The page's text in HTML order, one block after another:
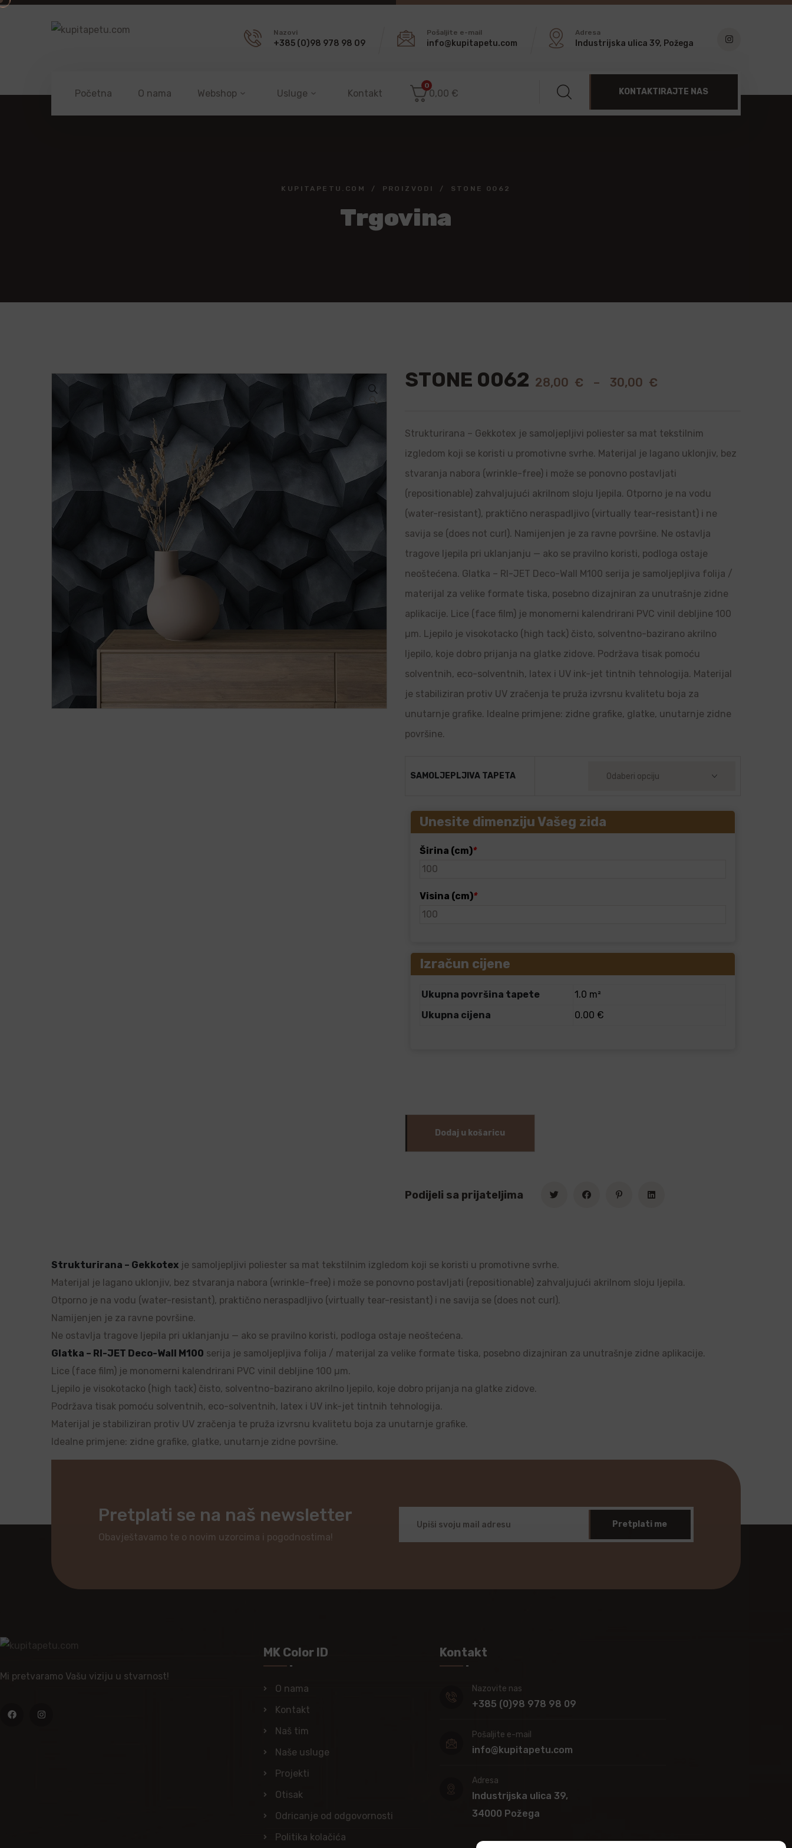
Nazovi
+385 (0)98 978 98 09
Pošaljite e-mail
info@kupitapetu.com
Adresa
Industrijska ulica 39, Požega
Početna O nama Webshop Usluge Kontakt
0
0,00 € KONTAKTIRAJTE NAS
KUPITAPETU.COM PROIZVODI STONE 0062
Trgovina
🔍
STONE 0062 28,00 € – 30,00 €
Strukturirana – Gekkotex je samoljepljivi poliester sa mat tekstilnim
izgledom koji se koristi u promotivne svrhe. Materijal je lagano uklonjiv, bez
stvaranja nabora (wrinkle-free) i može se ponovno postavljati
(repositionable) zahvaljujući akrilnom sloju ljepila. Otporno je na vodu
(water-resistant), praktično neraspadljivo (virtually tear-resistant) i ne
savija se (does not curl). Namijenjen je za ravne površine. Ne ostavlja
tragove ljepila pri uklanjanju — ako se pravilno koristi, podloga ostaje
neoštećena. Glatka – RI-JET Deco-Wall M100 serija je samoljepljiva folija /
materijal za velike formate tiska, posebno dizajniran za unutrašnje zidne
aplikacije. Lice (face film) je monomerni kalendrirani PVC vinil debljine 100
µm. Ljepilo je visokotacko (high tack) čisto, solventno-bazirano akrilno
ljepilo, koje dobro prijanja na glatke zidove. Podržava tisak pomoću
solventnih, eco-solventnih, latex i UV ink-jet tintnih tehnologija. Materijal
je stabiliziran protiv UV zračenja te pruža izvrsnu kvalitetu boja za
unutarnje grafike. Idealne primjene: zidne grafike, glatke, unutarnje zidne
površine.
SAMOLJEPLJIVA TAPETA
Unesite dimenziju Vašeg zida
Širina (cm)*
Visina (cm)*
Izračun cijene
Ukupna površina tapete
1.0 m²
Ukupna cijena
0.00 €
Dodaj u košaricu
Podijeli sa prijateljima
Strukturirana – Gekkotex je samoljepljivi poliester sa mat tekstilnim izgledom koji se koristi u promotivne svrhe.
Materijal je lagano uklonjiv, bez stvaranja nabora (wrinkle-free) i može se ponovno postavljati (repositionable) zahvaljujući akrilnom sloju ljepila.
Otporno je na vodu (water-resistant), praktično neraspadljivo (virtually tear-resistant) i ne savija se (does not curl).
Namijenjen je za ravne površine.
Ne ostavlja tragove ljepila pri uklanjanju — ako se pravilno koristi, podloga ostaje neoštećena.
Glatka – RI-JET Deco-Wall M100 serija je samoljepljiva folija / materijal za velike formate tiska, posebno dizajniran za unutrašnje zidne aplikacije.
Lice (face film) je monomerni kalendrirani PVC vinil debljine 100 µm.
Ljepilo je visokotacko (high tack) čisto, solventno-bazirano akrilno ljepilo, koje dobro prijanja na glatke zidove.
Podržava tisak pomoću solventnih, eco-solventnih, latex i UV ink-jet tintnih tehnologija.
Materijal je stabiliziran protiv UV zračenja te pruža izvrsnu kvalitetu boja za unutarnje grafike.
Idealne primjene: zidne grafike, glatke, unutarnje zidne površine.
Pretplati se na naš newsletter
Obavještavamo te o novim uzorcima i pogodnostima!
Pretplati me
Mi pretvaramo Vašu viziju u stvarnost!
MK Color ID
O nama
Kontakt
Naš tim
Naše usluge
Projekti
Otisak
Odricanje od odgovornosti
Politika kolačića
Kontakt
Nazovite nas
+385 (0)98 978 98 09
Pošaljite e-mail
info@kupitapetu.com
Adresa
Industrijska ulica 39,
34000 Požega